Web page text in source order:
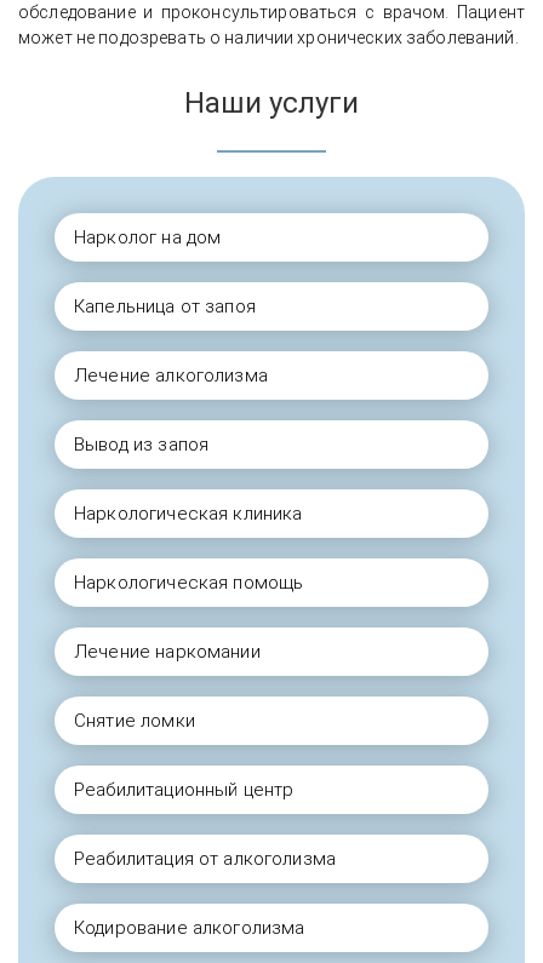
обследование и проконсультироваться с врачом. Пациент
может не подозревать о наличии хронических заболеваний.
Наши услуги
Нарколог на дом
Капельница от запоя
Лечение алкоголизма
Вывод из запоя
Наркологическая клиника
Наркологическая помощь
Лечение наркомании
Снятие ломки
Реабилитационный центр
Реабилитация от алкоголизма
Кодирование алкоголизма